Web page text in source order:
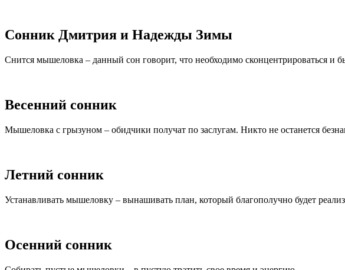
Сонник Дмитрия и Надежды Зимы
Снится мышеловка – данный сон говорит, что необходимо сконцентрироваться и
Весенний сонник
Мышеловка с грызуном – обидчики получат по заслугам. Никто не останется
Летний сонник
Устанавливать мышеловку – вынашивать план, который благополучно будет
Осенний сонник